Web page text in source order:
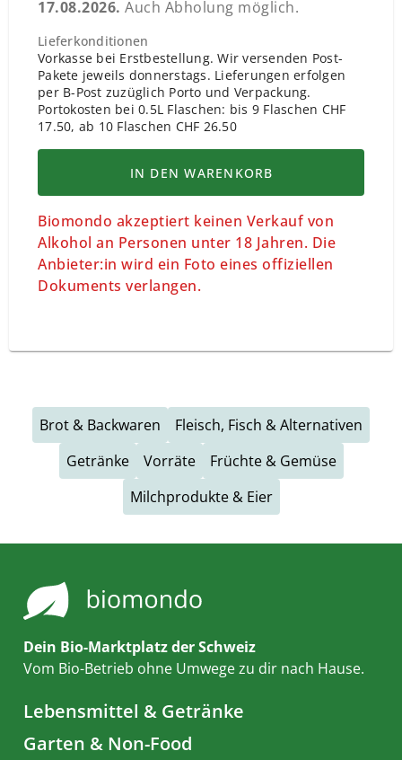
17.08.2026. Auch Abholung möglich.
Lieferkonditionen
Vorkasse bei Erstbestellung. Wir versenden Post-
Pakete jeweils donnerstags. Lieferungen erfolgen
per B-Post zuzüglich Porto und Verpackung.
Portokosten bei 0.5L Flaschen: bis 9 Flaschen CHF
17.50, ab 10 Flaschen CHF 26.50
IN DEN WARENKORB
Biomondo akzeptiert keinen Verkauf von
Alkohol an Personen unter 18 Jahren. Die
Anbieter:in wird ein Foto eines offiziellen
Dokuments verlangen.
Brot & Backwaren
Fleisch, Fisch & Alternativen
Getränke
Vorräte
Früchte & Gemüse
Milchprodukte & Eier
Dein Bio-Marktplatz der Schweiz
Vom Bio-Betrieb ohne Umwege zu dir nach Hause.
Lebensmittel & Getränke
Garten & Non-Food